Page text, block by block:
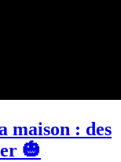
maison : des
🎃